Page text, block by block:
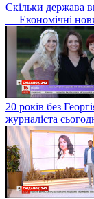
Скільки держава
— Економічні
20 років без
журналіста